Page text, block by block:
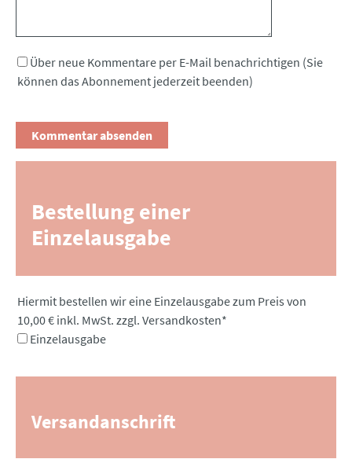
Über neue Kommentare per E-Mail benachrichtigen (Sie
können das Abonnement jederzeit beenden)
Bestellung einer
Einzelausgabe
Pflichtfeld
Hiermit bestellen wir eine Einzelausgabe zum Preis von
10,00 € inkl. MwSt. zzgl. Versandkosten*
Einzelausgabe
Versandanschrift